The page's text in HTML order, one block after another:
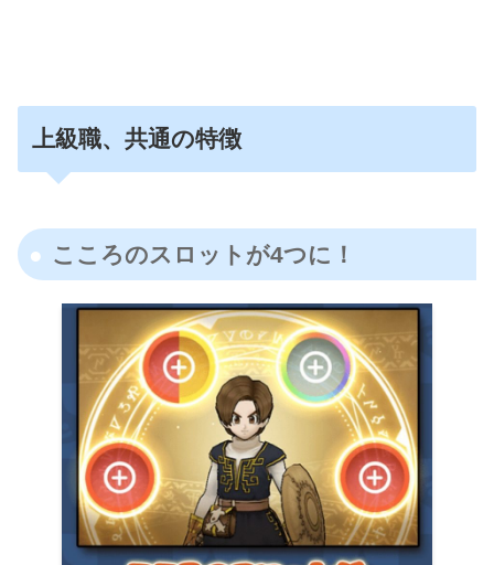
上級職、共通の特徴
こころのスロットが4つに！